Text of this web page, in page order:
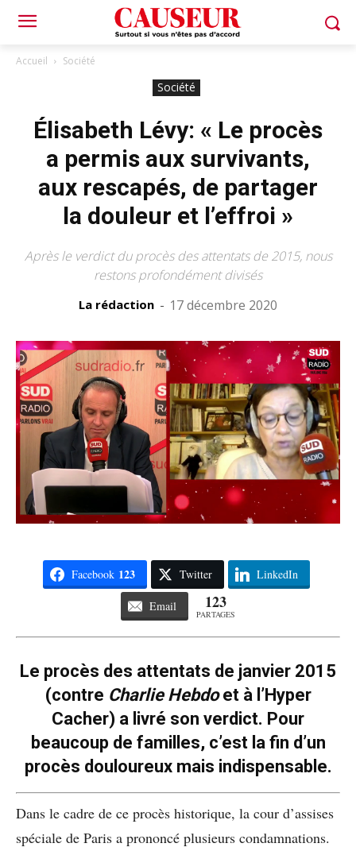
Accueil Société
Société
Élisabeth Lévy: « Le procès
a permis aux survivants,
aux rescapés, de partager
la douleur et l’effroi »
Après le verdict du procès des attentats de 2015, nous
restons profondément divisés
La rédaction - 17 décembre 2020
Facebook 123 Twitter LinkedIn
Email 123
PARTAGES
Le procès des attentats de janvier 2015
(contre Charlie Hebdoet à l’Hyper
Cacher) a livré son verdict. Pour
beaucoup de familles, c’est la fin d’un
procès douloureux mais indispensable.
Dans le cadre de ce procès historique, la cour d’assises
spéciale de Paris a prononcé plusieurs condamnations.